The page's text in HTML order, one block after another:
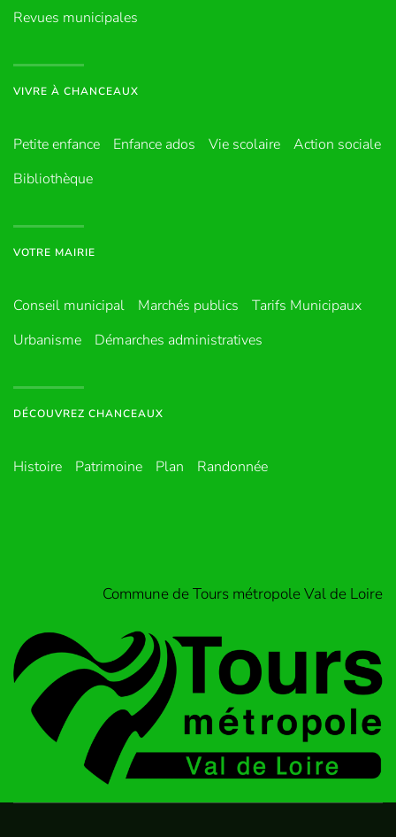
Revues municipales
VIVRE À CHANCEAUX
Petite enfance Enfance ados Vie scolaire
Action sociale
Bibliothèque
VOTRE MAIRIE
Conseil municipal Marchés publics
Tarifs Municipaux
Urbanisme
Démarches administratives
DÉCOUVREZ CHANCEAUX
Histoire Patrimoine Plan Randonnée
Commune de Tours métropole Val de Loire